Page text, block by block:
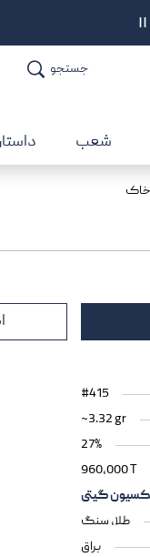
||
جستجو
شعب
خاک
#415
~3.32 gr
27%
960,000 T
گیتی
طلا، سنگ
براق